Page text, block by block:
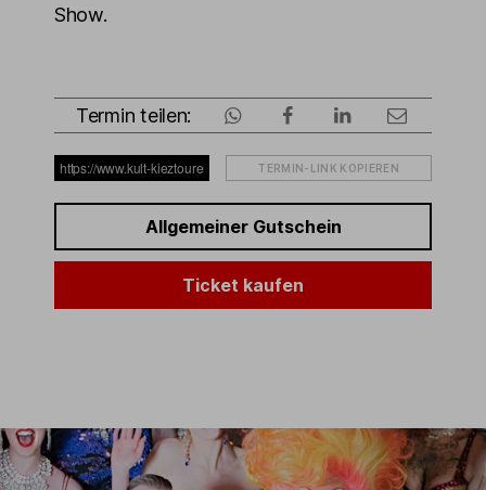
Show.
Termin teilen:
TERMIN-LINK KOPIEREN
Allgemeiner Gutschein
Ticket kaufen